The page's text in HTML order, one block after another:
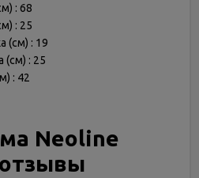
: 68
: 25
(см) : 19
(см) : 25
: 42
Neoline